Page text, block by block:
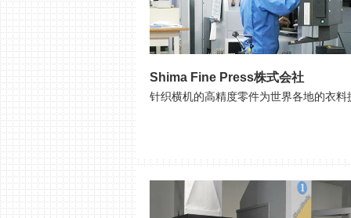
Shima Fine Press株式会社
针织横机的高精度零件为世界各地的衣料